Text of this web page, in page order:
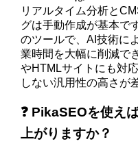
リアルタイム分析と
グは手動作成が基本で
のツールで、AI技術に
業時間を大幅に削減で
やHTMLサイトにも対
しない汎用性の高さが
❓ PikaSEOを使え
上がりますか？